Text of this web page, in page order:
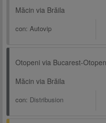
Măcin via Brăila
con: Autovip
Otopeni via Bucarest-
Măcin via Brăila
con: Distribusion